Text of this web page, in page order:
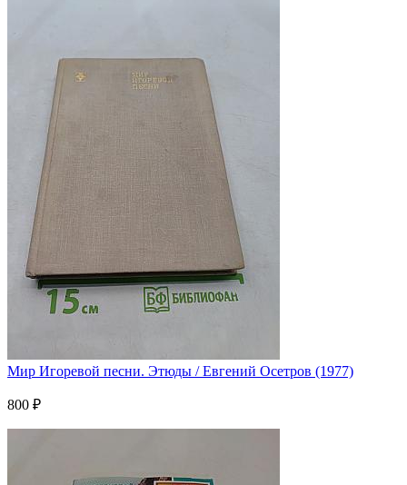
Мир Игоревой песни. Этюды / Евгений Осетров (1977)
800 ₽